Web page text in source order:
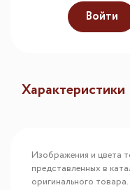
Войти
Характеристики
Изображения и цвета
представленных в
оригинального товара.